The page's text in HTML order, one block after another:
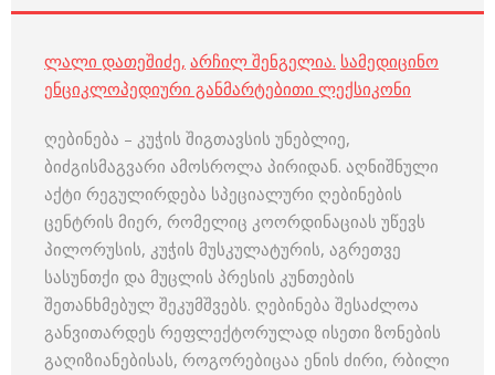
ლალი დათეშიძე, არჩილ შენგელია. სამედიცინო
ენციკლოპედიური განმარტებითი ლექსიკონი
ღებინება – კუჭის შიგთავსის უნებლიე,
ბიძგისმაგვარი ამოსროლა პირიდან. აღნიშნული
აქტი რეგულირდება სპეციალური ღებინების
ცენტრის მიერ, რომელიც კოორდინაციას უწევს
პილორუსის, კუჭის მუსკულატურის, აგრეთვე
სასუნთქი და მუცლის პრესის კუნთების
შეთანხმებულ შეკუმშვებს. ღებინება შესაძლოა
განვითარდეს რეფლექტორულად ისეთი ზონების
გაღიზიანებისას, როგორებიცაა ენის ძირი, რბილი